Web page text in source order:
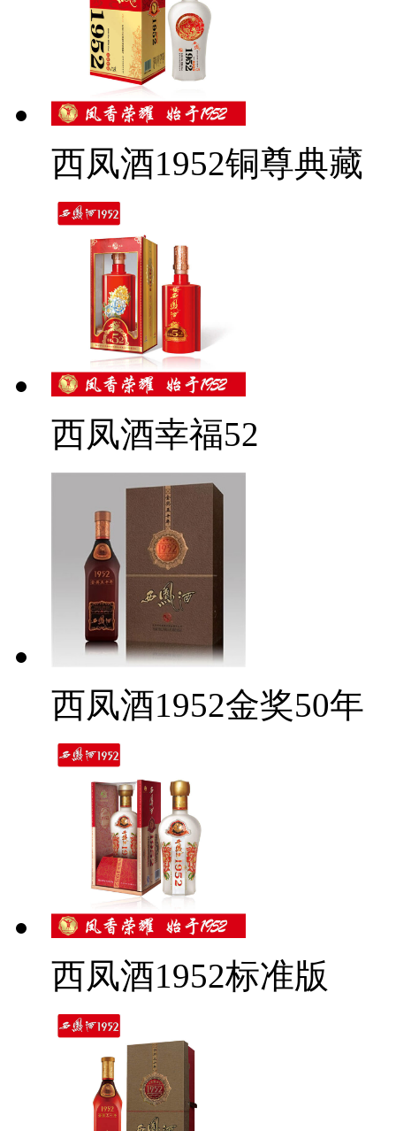
西凤酒1952铜尊典藏
西凤酒幸福52
西凤酒1952金奖50年
西凤酒1952标准版